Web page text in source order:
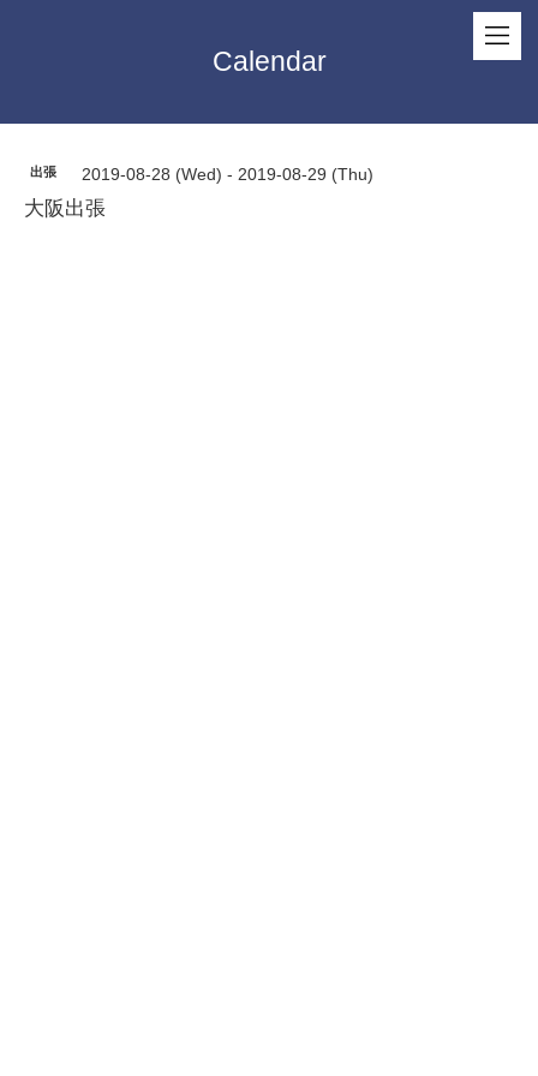
Calendar
出張 2019-08-28 (Wed) - 2019-08-29 (Thu)
大阪出張